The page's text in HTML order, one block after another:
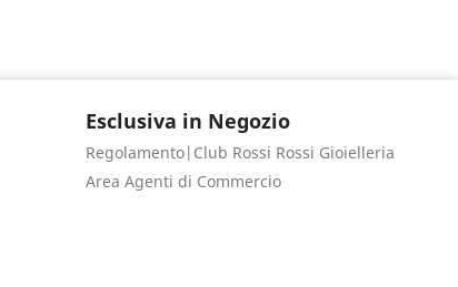
Esclusiva in Negozio
Regolamento|Club Rossi Rossi Gioielleria
Area Agenti di Commercio